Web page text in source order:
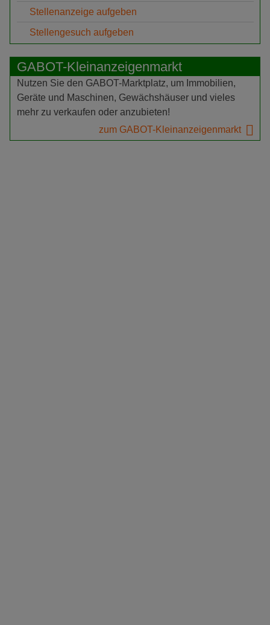
Stellenanzeige aufgeben
Stellengesuch aufgeben
GABOT-Kleinanzeigenmarkt
Nutzen Sie den GABOT-Marktplatz, um Immobilien,
Geräte und Maschinen, Gewächshäuser und vieles
mehr zu verkaufen oder anzubieten!
zum GABOT-Kleinanzeigenmarkt